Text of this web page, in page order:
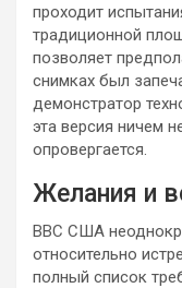
проходит
традиционной
позволяет
снимках был
демонстратор
эта версия ничем
опровергается.
Желания и
ВВС США
относительно
полный список